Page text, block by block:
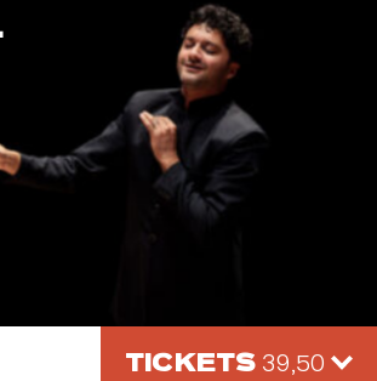
TICKETS 39,50